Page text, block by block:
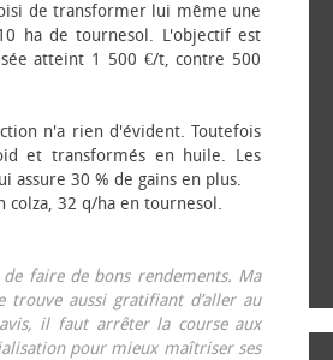
de transformer lui même une
ha de tournesol. L'objectif est
atteint 1 500 €/t, contre 500
n'a rien d'évident. Toutefois
et transformés en huile. Les
assure 30 % de gains en plus.
colza, 32 q/ha en tournesol.
faire de bons rendements. Ma
aussi gratifiant d’aller au
il faut arrêter la course aux
pour mieux maîtriser ses